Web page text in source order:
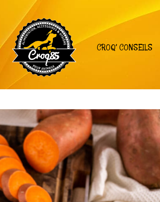
CROQ’ CONSEILS